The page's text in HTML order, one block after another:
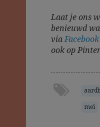
Laat je ons
benieuwd
viaFacebook
ook op
mei